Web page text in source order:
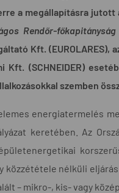
a megállapításra jutott
Rendőr-
Kft. (EUROLARES),
Kft. (SCHNEIDER)
szemben
energiatermelés
keretében. Az
nélküli
– mikro-, kis- vagy